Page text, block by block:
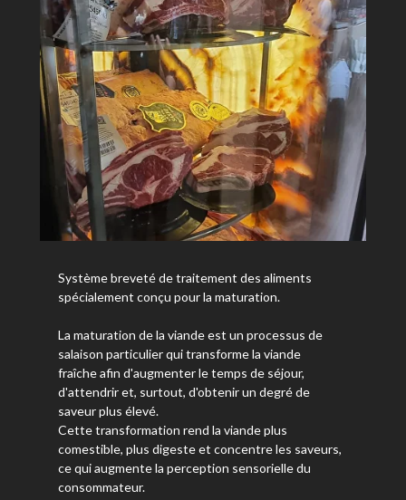
Système breveté de traitement des aliments
spécialement conçu pour la maturation.
La maturation de la viande est un processus de
salaison particulier qui transforme la viande
fraîche afin d'augmenter le temps de séjour,
d'attendrir et, surtout, d'obtenir un degré de
saveur plus élevé.
Cette transformation rend la viande plus
comestible, plus digeste et concentre les saveurs,
ce qui augmente la perception sensorielle du
consommateur.